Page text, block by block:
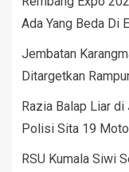
Ada Yang Beda Di
Jembatan
Ditargetkan
Razia Balap Liar
Polisi Sita 19
RSU Kumala Siwi